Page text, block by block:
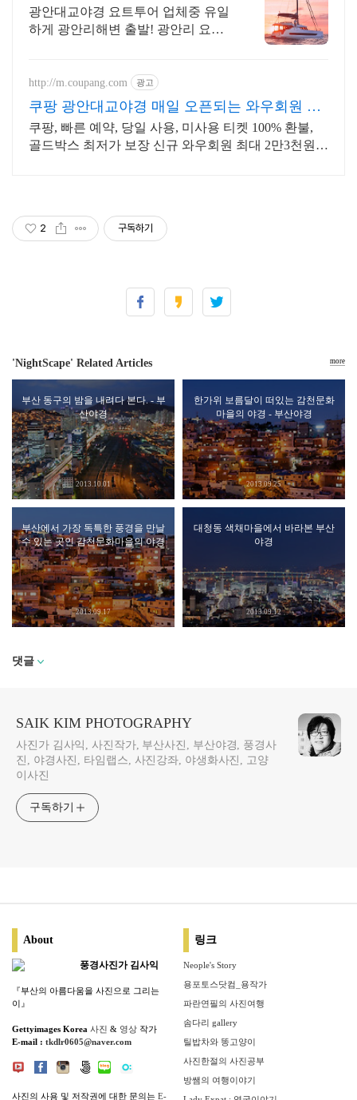
업계유일 광안리해변 출발!
광안대교야경 요트투어 업체중 유일
하게 광안리해변 출발! 광안리 요트-
http://m.coupang.com 광고
쿠팡 광안대교야경 매일 오픈되는 와우회원 특
가
쿠팡, 빠른 예약, 당일 사용, 미사용 티켓 100% 환불,
골드박스 최저가 보장 신규 와우회원 최대 2만3천원
2 구독하기
'NightScape' Related Articles
부산 동구의 밤을 내려다 본다. - 부
산야경
2013.10.01
한가위 보름달이 떠있는 감천문화
마을의 야경 - 부산야경
2013.09.25
부산에서 가장 독특한 풍경을 만날
수 있는 곳인 감천문화마을의 야경
2013.09.17
대청동 색채마을에서 바라본 부산
야경
2013.09.12
more
댓글
SAIK KIM PHOTOGRAPHY
사진가 김사익, 사진작가, 부산사진, 부산야경, 풍경사
진, 야경사진, 타임랩스, 사진강좌, 야생화사진, 고양
이사진
구독하기
About
풍경사진가 김사익
『부산의 아름다움을 사진으로 그리는
이』
Gettyimages Korea 사진 & 영상 작가
E-mail : tkdlr0605@naver.com
사진의 사용 및 저작권에 대한 문의는 E-
링크
Neople's Story
용포토스닷컴_용작가
파란연필의 사진여행
솜다리 gallery
틸밥차와 똥고양이
사진한절의 사진공부
방쌤의 여행이야기